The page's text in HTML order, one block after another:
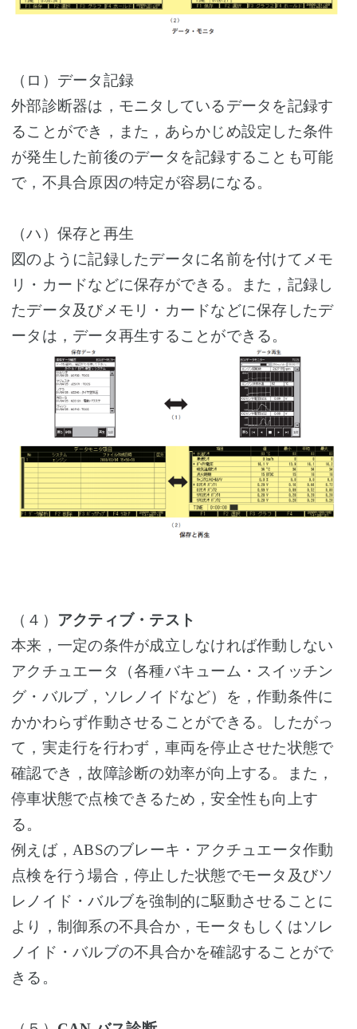
（ロ）データ記録
外部診断器は，モニタしているデータを記録す
ることができ，また，あらかじめ設定した条件
が発生した前後のデータを記録することも可能
で，不具合原因の特定が容易になる。
（ハ）保存と再生
図のように記録したデータに名前を付けてメモ
リ・カードなどに保存ができる。また，記録し
たデータ及びメモリ・カードなどに保存したデ
ータは，データ再生することができる。
（４）
アクティブ・テスト
本来，一定の条件が成立しなければ作動しない
アクチュエータ（各種バキューム・スイッチン
グ・バルブ，ソレノイドなど）を，作動条件に
かかわらず作動させることができる。したがっ
て，実走行を行わず，車両を停止させた状態で
確認でき，故障診断の効率が向上する。また，
停車状態で点検できるため，安全性も向上す
る。
例えば，ABSのブレーキ・アクチュエータ作動
点検を行う場合，停止した状態でモータ及びソ
レノイド・バルブを強制的に駆動させることに
より，制御系の不具合か，モータもしくはソレ
ノイド・バルブの不具合かを確認することがで
きる。